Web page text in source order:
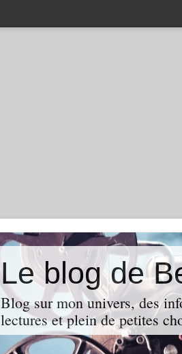
Le blog de
Blog sur mon univers, des
lectures et plein de petites